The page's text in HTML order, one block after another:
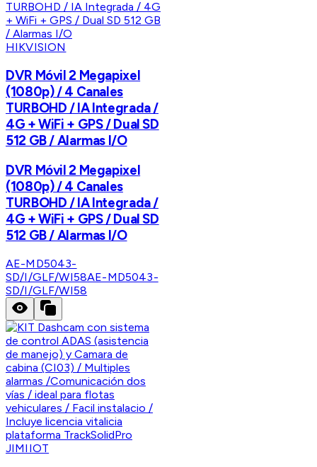
HIKVISION
DVR Móvil 2 Megapixel
(1080p) / 4 Canales
TURBOHD / IA Integrada /
4G + WiFi + GPS / Dual SD
512 GB / Alarmas I/O
DVR Móvil 2 Megapixel
(1080p) / 4 Canales
TURBOHD / IA Integrada /
4G + WiFi + GPS / Dual SD
512 GB / Alarmas I/O
AE-MD5043-
SD/I/GLF/WI58AE-MD5043-
SD/I/GLF/WI58
JIMIIOT